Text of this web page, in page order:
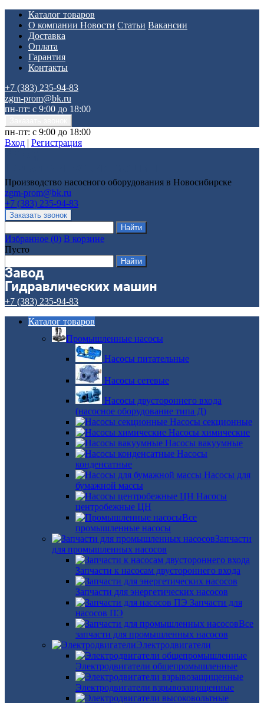
Каталог товаров
О компании Новости Статьи Вакансии
Доставка
Оплата
Гарантия
Контакты
+7 (383) 235-94-83
zgm-prom@bk.ru
пн-пт: с 9:00 до 18:00
пн-пт: с 9:00 до 18:00
Вход | Регистрация
Производство насосного оборудования в Новосибирске
zgm-prom@bk.ru
+7 (383) 235-94-83
Избранное (0) В корзине
Пусто
+7 (383) 235-94-83
Каталог товаров
Промышленные насосы
Насосы питательные
Насосы сетевые
Насосы двустороннего входа
(насосное оборудование типа Д)
Насосы секционные
Насосы химические
Насосы вакуумные
Насосы
конденсатные
Насосы для
бумажной массы
Насосы
центробежные ЦН
Все
промышленные насосы
Запчасти
для промышленных насосов
Запчасти к насосам двустороннего входа
Запчасти для энергетических насосов
Запчасти для
насосов ПЭ
Все
запчасти для промышленных насосов
Электродвигатели
Электродвигатели общепромышленные
Электродвигатели взрывозащищенные